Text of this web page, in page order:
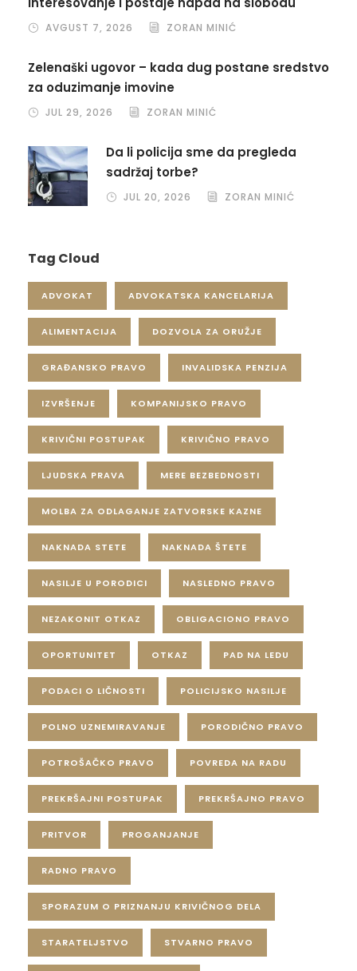
AVGUST 7, 2026 ZORAN MINIĆ
Zelenaški ugovor – kada dug postane sredstvo
za oduzimanje imovine
JUL 29, 2026 ZORAN MINIĆ
Da li policija sme da pregleda
sadržaj torbe?
JUL 20, 2026 ZORAN MINIĆ
Tag Cloud
ADVOKAT ADVOKATSKA KANCELARIJA
ALIMENTACIJA DOZVOLA ZA ORUŽJE
GRAĐANSKO PRAVO INVALIDSKA PENZIJA
IZVRŠENJE KOMPANIJSKO PRAVO
KRIVIČNI POSTUPAK KRIVIČNO PRAVO
LJUDSKA PRAVA MERE BEZBEDNOSTI
MOLBA ZA ODLAGANJE ZATVORSKE KAZNE
NAKNADA STETE NAKNADA ŠTETE
NASILJE U PORODICI NASLEDNO PRAVO
NEZAKONIT OTKAZ OBLIGACIONO PRAVO
OPORTUNITET OTKAZ PAD NA LEDU
PODACI O LIČNOSTI POLICIJSKO NASILJE
POLNO UZNEMIRAVANJE PORODIČNO PRAVO
POTROŠAČKO PRAVO POVREDA NA RADU
PREKRŠAJNI POSTUPAK PREKRŠAJNO PRAVO
PRITVOR PROGANJANJE
RADNO PRAVO
SPORAZUM O PRIZNANJU KRIVIČNOG DELA
STARATELJSTVO STVARNO PRAVO